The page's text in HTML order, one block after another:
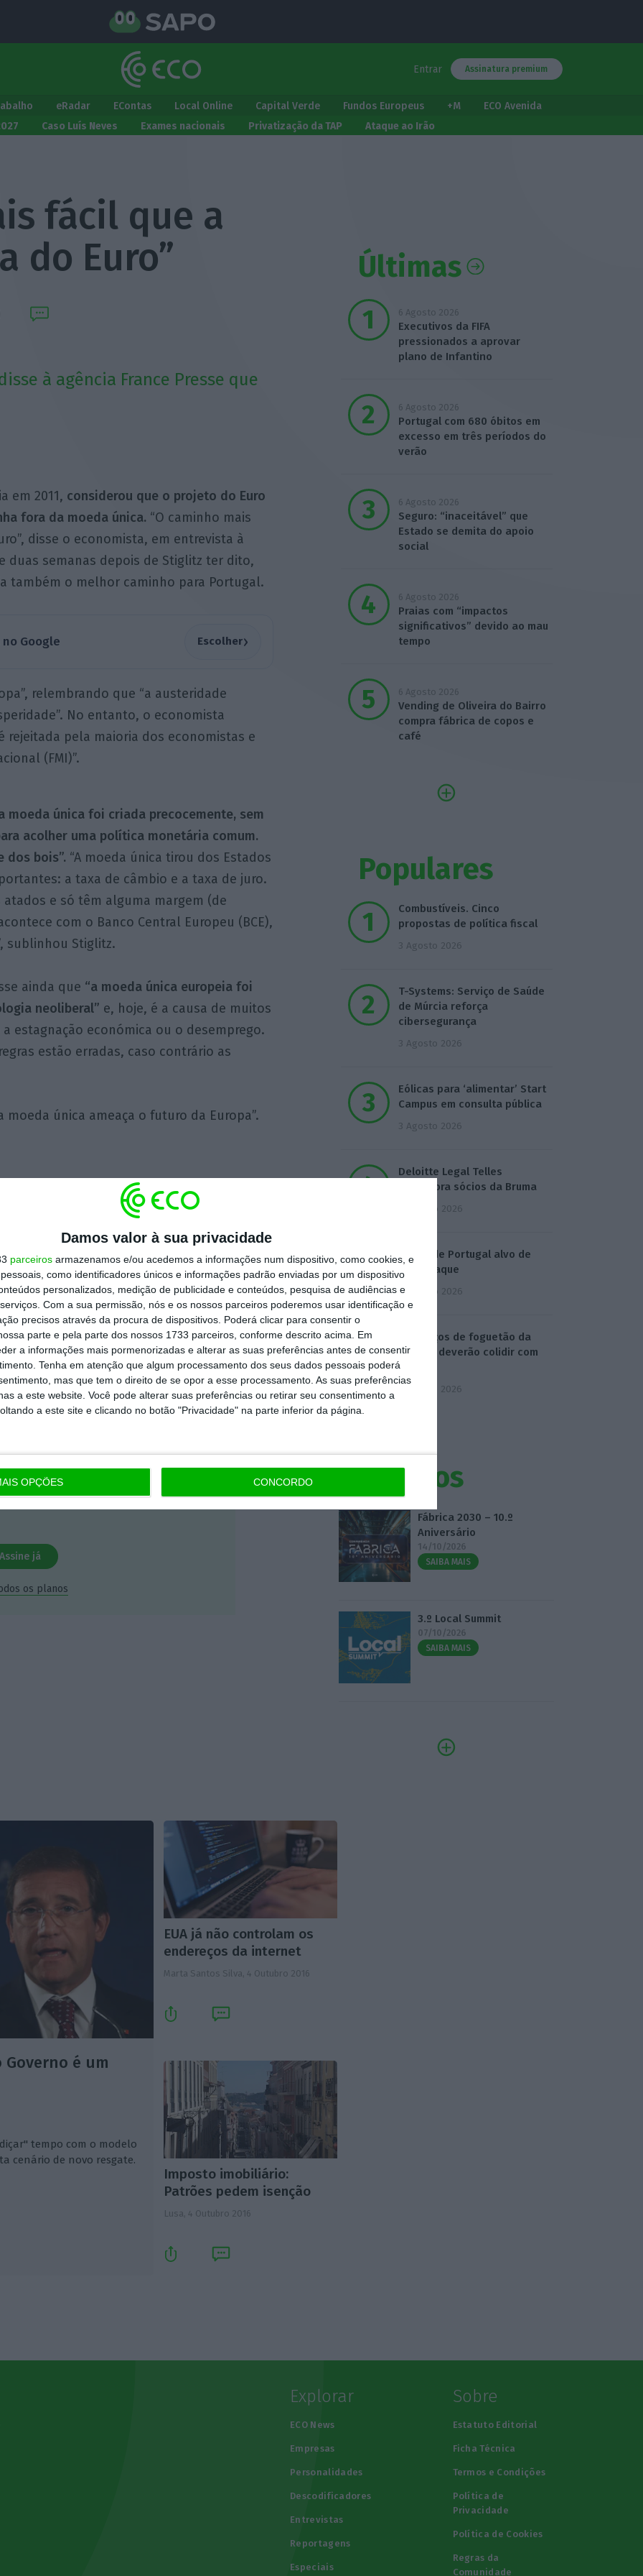
Damos valor à sua privacidade
parceiros armazenamos e/ou acedemos a informações num dispositivo, como cookies, e
como identificadores únicos e informações padrão enviadas por um dispositivo
personalizados, medição de publicidade e conteúdos, pesquisa de audiências e
Com a sua permissão, nós e os nossos parceiros poderemos usar identificação e
precisos através da procura de dispositivos. Poderá clicar para consentir o
parte e pela parte dos nossos 1733 parceiros, conforme descrito acima. Em
a informações mais pormenorizadas e alterar as suas preferências antes de consentir
Tenha em atenção que algum processamento dos seus dados pessoais poderá
mas que tem o direito de se opor a esse processamento. As suas preferências
a este website. Você pode alterar suas preferências ou retirar seu consentimento a
a este site e clicando no botão "Privacidade" na parte inferior da página.
OPÇÕES CONCORDO
Entrar Assinatura premium
eRadar EContas Local Online Capital Verde Fundos Europeus +M
ECO Avenida
Caso Luís Neves Exames nacionais Privatização da TAP Ataque ao Irão
fácil que a
do Euro”
à agência France Presse que
em 2011, considerou que o projeto do Euro
fora da moeda única. “O caminho mais
disse o economista, em entrevista à
duas semanas depois de Stiglitz ter dito,
também o melhor caminho para Portugal.
Google Escolher›
relembrando que “a austeridade
No entanto, o economista
rejeitada pela maioria dos economistas e
(FMI)”.
moeda única foi criada precocemente, sem
acolher uma política monetária comum.
dos bois”. “A moeda única tirou dos Estados
a taxa de câmbio e a taxa de juro.
e só têm alguma margem (de
com o Banco Central Europeu (BCE),
sublinhou Stiglitz.
ainda que “a moeda única europeia foi
neoliberal” e, hoje, é a causa de muitos
estagnação económica ou o desemprego.
estão erradas, caso contrário as
única ameaça o futuro da Europa”.
Premium
é mais importante do que
e rigoroso.
e tenha acesso a notícias
às reportagens e especiais que
apoiar o ECO e os seus
é o jornalismo independente,
Assine já
os planos
Últimas
6 Agosto 2026
Executivos da FIFA
pressionados a aprovar
plano de Infantino
6 Agosto 2026
Portugal com 680 óbitos em
excesso em três períodos do
verão
6 Agosto 2026
Seguro: “inaceitável” que
Estado se demita do apoio
social
6 Agosto 2026
Praias com “impactos
significativos” devido ao mau
tempo
6 Agosto 2026
Vending de Oliveira do Bairro
compra fábrica de copos e
café
Populares
Combustíveis. Cinco
propostas de política fiscal
3 Agosto 2026
T-Systems: Serviço de Saúde
de Múrcia reforça
cibersegurança
3 Agosto 2026
Eólicas para ‘alimentar’ Start
Campus em consulta pública
3 Agosto 2026
Deloitte Legal Telles
assessora sócios da Bruma
4 Agosto 2026
Águas de Portugal alvo de
ciberataque
4 Agosto 2026
Destroços de foguetão da
SpaceX deverão colidir com
Lua
5 Agosto 2026
Eventos
Fábrica 2030 – 10.º
Aniversário
14/10/2026
SAIBA MAIS
3.º Local Summit
07/10/2026
SAIBA MAIS
é um
tempo com o modelo
cenário de novo resgate.
EUA já não controlam os
endereços da internet
Marta Santos Silva, 4 Outubro 2016
Imposto imobiliário:
Patrões pedem isenção
Lusa, 4 Outubro 2016
Explorar
ECO News
Empresas
Personalidades
Descodificadores
Entrevistas
Reportagens
Especiais
Sobre
Estatuto Editorial
Ficha Técnica
Termos e Condições
Política de
Privacidade
Política de Cookies
Regras da
Comunidade